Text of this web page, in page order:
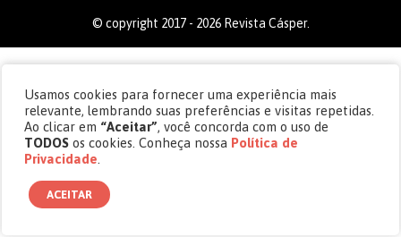
© copyright 2017 - 2026 Revista Cásper.
Usamos cookies para fornecer uma experiência mais
relevante, lembrando suas preferências e visitas repetidas.
Ao clicar em “Aceitar”, você concorda com o uso de
TODOS os cookies. Conheça nossa Política de
Privacidade
ACEITAR